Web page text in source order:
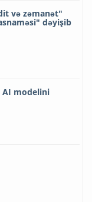
və zəmanət"
dəyişib
AI modelini